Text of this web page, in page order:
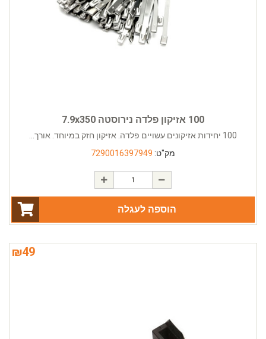
100 אזיקון פלדה נירוסטה 7.9x350
100 יחידות אזיקונים עשויים פלדה. אזיקון חזק במיוחד. אורך...
מק"ט: 7290016397949
הוספה לעגלה
₪49